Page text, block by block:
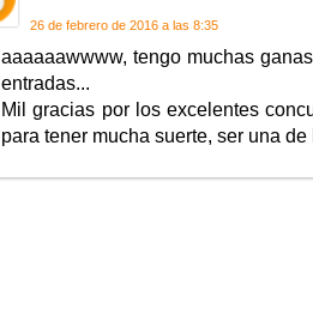
26 de febrero de 2016 a las 8:35
aaaaaawwww, tengo muchas
entradas...
Mil gracias por los excelentes
para tener mucha suerte, ser una